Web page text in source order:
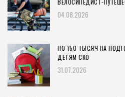
04.08.2026
ПО ₸50 ТЫСЯЧ НА
ДЕТЯМ СКО
31.07.2026